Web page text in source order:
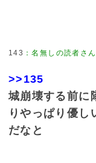
143 ：名無しの読者さ
>>135
城崩壊する前に
りやっぱり優し
だなと